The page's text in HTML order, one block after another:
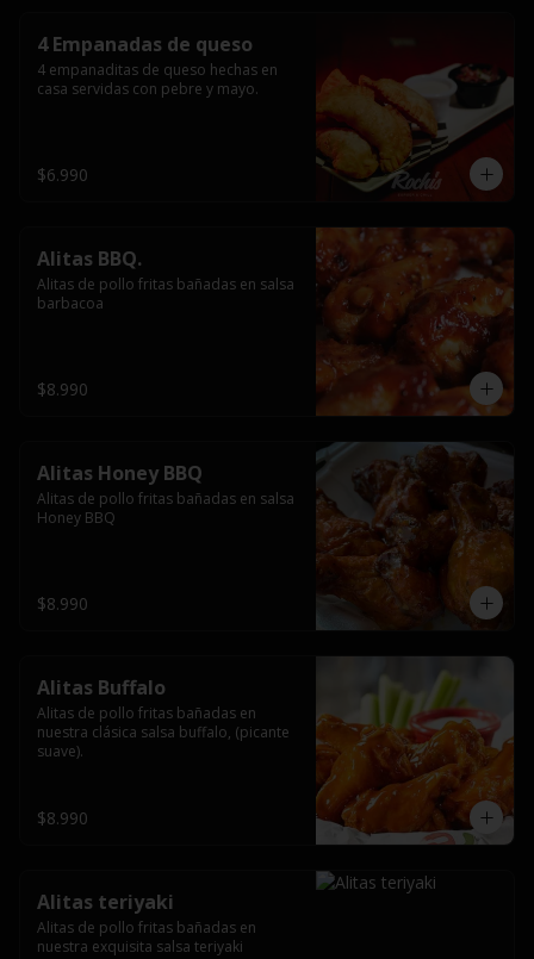
4 Empanadas de queso
4 empanaditas de queso hechas en
casa servidas con pebre y mayo.
$6.990
Alitas BBQ.
Alitas de pollo fritas bañadas en salsa
barbacoa
$8.990
Alitas Honey BBQ
Alitas de pollo fritas bañadas en salsa
Honey BBQ
$8.990
Alitas Buffalo
Alitas de pollo fritas bañadas en
nuestra clásica salsa buffalo, (picante
suave).
$8.990
Alitas teriyaki
Alitas de pollo fritas bañadas en
nuestra exquisita salsa teriyaki